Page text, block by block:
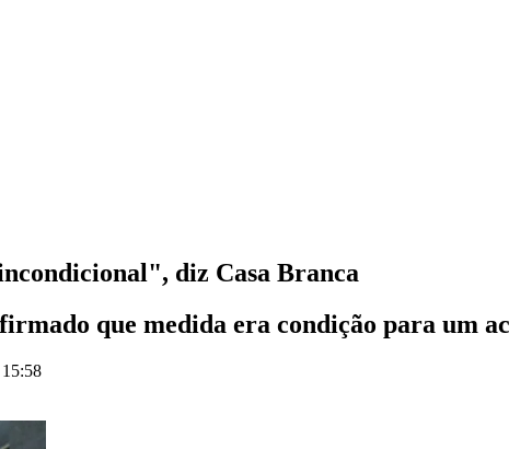
diz Casa Branca
que medida era condição para um